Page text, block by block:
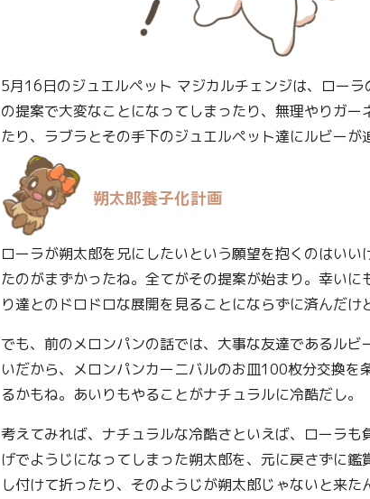
5月16日のジュエルペット マジカルチェンジは、ロー
の提案で大変なことになってしまったり、無理やりガ
たり、ラブラとその手下のジュエルペット達にルビーが
朔太郎養子化計画
ローラが朔太郎を兄にしたいという願望を抱くのはい
たのがまずかったね。全てがその提案が始まり。幸い
り達とのドロドロな展開を見ることにならずに済んだけ
でも、前のメロンパンの話では、大事な友達であるル
いだから、メロンパンカーニバルのお皿100枚分交換を
るかもね。あいりもやることがナチュラルに冷酷だし。
考えてみれば、ナチュラルな冷酷さといえば、ローラ
げでようじになってしまった朔太郎を、元に戻さずに
し付けて折ったり、そのようじが朔太郎じゃないと来